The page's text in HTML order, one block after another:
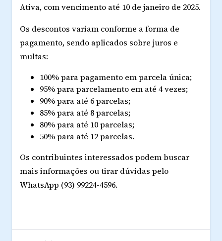
Ativa, com vencimento até 10 de janeiro de 2025.
Os descontos variam conforme a forma de
pagamento, sendo aplicados sobre juros e
multas:
100% para pagamento em parcela única;
95% para parcelamento em até 4 vezes;
90% para até 6 parcelas;
85% para até 8 parcelas;
80% para até 10 parcelas;
50% para até 12 parcelas.
Os contribuintes interessados podem buscar
mais informações ou tirar dúvidas pelo
WhatsApp (93) 99224-4596.